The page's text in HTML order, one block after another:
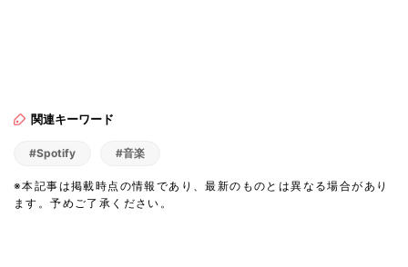
関連キーワード
#Spotify #音楽
※本記事は掲載時点の情報であり、最新のものとは異なる場合があり
ます。予めご了承ください。